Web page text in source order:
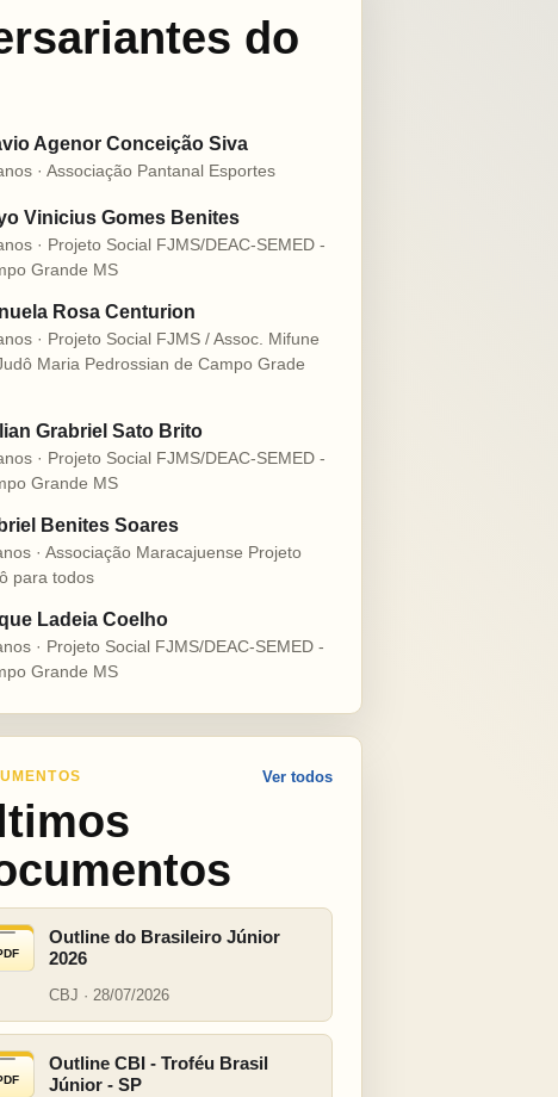
do
Agenor Conceição Siva
· Associação Pantanal Esportes
Vinicius Gomes Benites
· Projeto Social FJMS/DEAC-SEMED -
Grande MS
Rosa Centurion
· Projeto Social FJMS / Assoc. Mifune
Maria Pedrossian de Campo Grade
Grabriel Sato Brito
· Projeto Social FJMS/DEAC-SEMED -
Grande MS
Benites Soares
· Associação Maracajuense Projeto
para todos
Ladeia Coelho
· Projeto Social FJMS/DEAC-SEMED -
Grande MS
Ver todos
Outline do Brasileiro Júnior
2026
CBJ · 28/07/2026
Outline CBI - Troféu Brasil
Júnior - SP